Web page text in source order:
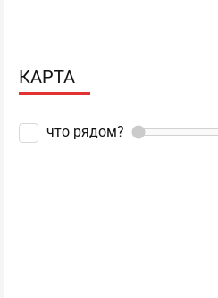
КАРТА
что рядом?